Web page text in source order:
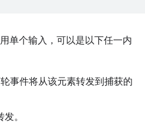
单个输入，可以是以下任一内
事件将从该元素转发到捕获的
。